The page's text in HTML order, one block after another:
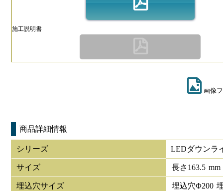
施工説明書
画像
商品詳細情報
シリーズ LEDダウン
サイズ 長さ 163.5 mm
埋込穴サイズ 埋込穴Φ200